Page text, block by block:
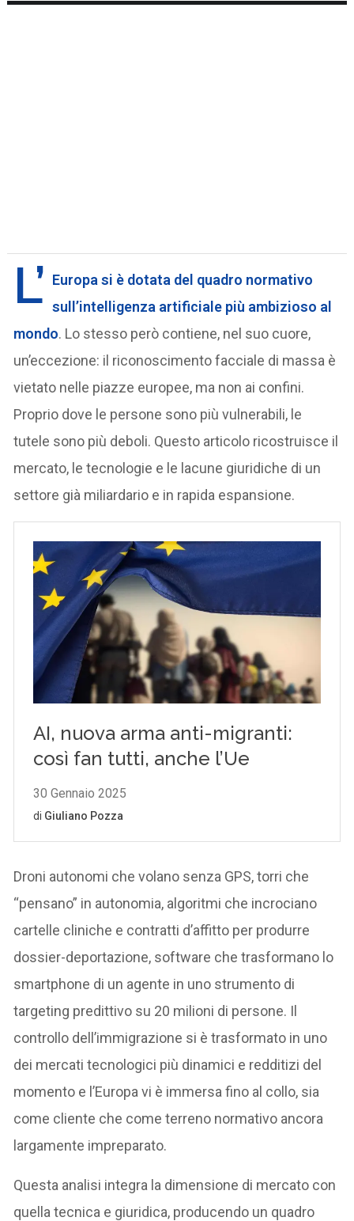
L’ Europa si è dotata del quadro normativo
sull’intelligenza artificiale più ambizioso al
mondo. Lo stesso però contiene, nel suo cuore,
un’eccezione: il riconoscimento facciale di massa è
vietato nelle piazze europee, ma non ai confini.
Proprio dove le persone sono più vulnerabili, le
tutele sono più deboli. Questo articolo ricostruisce il
mercato, le tecnologie e le lacune giuridiche di un
settore già miliardario e in rapida espansione.
Droni autonomi che volano senza GPS, torri che
“pensano” in autonomia, algoritmi che incrociano
cartelle cliniche e contratti d’affitto per produrre
dossier-deportazione, software che trasformano lo
smartphone di un agente in uno strumento di
targeting predittivo su 20 milioni di persone. Il
controllo dell’immigrazione si è trasformato in uno
dei mercati tecnologici più dinamici e redditizi del
momento e l’Europa vi è immersa fino al collo, sia
come cliente che come terreno normativo ancora
largamente impreparato.
Questa analisi integra la dimensione di mercato con
quella tecnica e giuridica, producendo un quadro